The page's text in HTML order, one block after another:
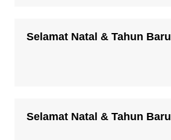
Selamat Natal & Tahun Baru
Selamat Natal & Tahun Baru